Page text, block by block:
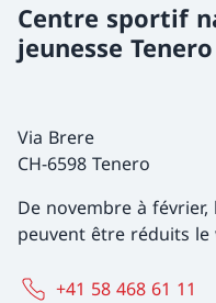
Centre sportif
jeunesse Tenero
Via Brere
CH-6598 Tenero
De novembre à
peuvent être réduits le
+41 58 468 61 11